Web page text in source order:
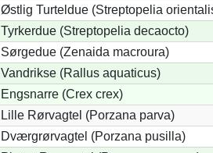
Østlig Turteldue (Streptopelia
Tyrkerdue (Streptopelia decaocto)
Sørgedue (Zenaida macroura)
Vandrikse (Rallus aquaticus)
Engsnarre (Crex crex)
Lille Rørvagtel (Porzana parva)
Dværgrørvagtel (Porzana pusilla)